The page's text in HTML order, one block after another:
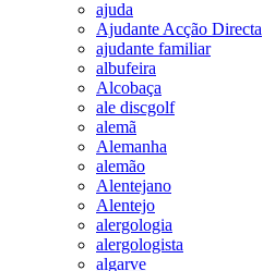
ajuda
Ajudante Acção Directa
ajudante familiar
albufeira
Alcobaça
ale discgolf
alemã
Alemanha
alemão
Alentejano
Alentejo
alergologia
alergologista
algarve